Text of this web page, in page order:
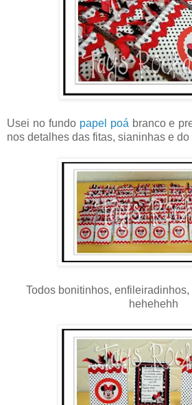
Usei no fundo papel poá branco e
nos detalhes das fitas, sianinhas e do
Todos bonitinhos, enfileiradinhos,
hehehehh